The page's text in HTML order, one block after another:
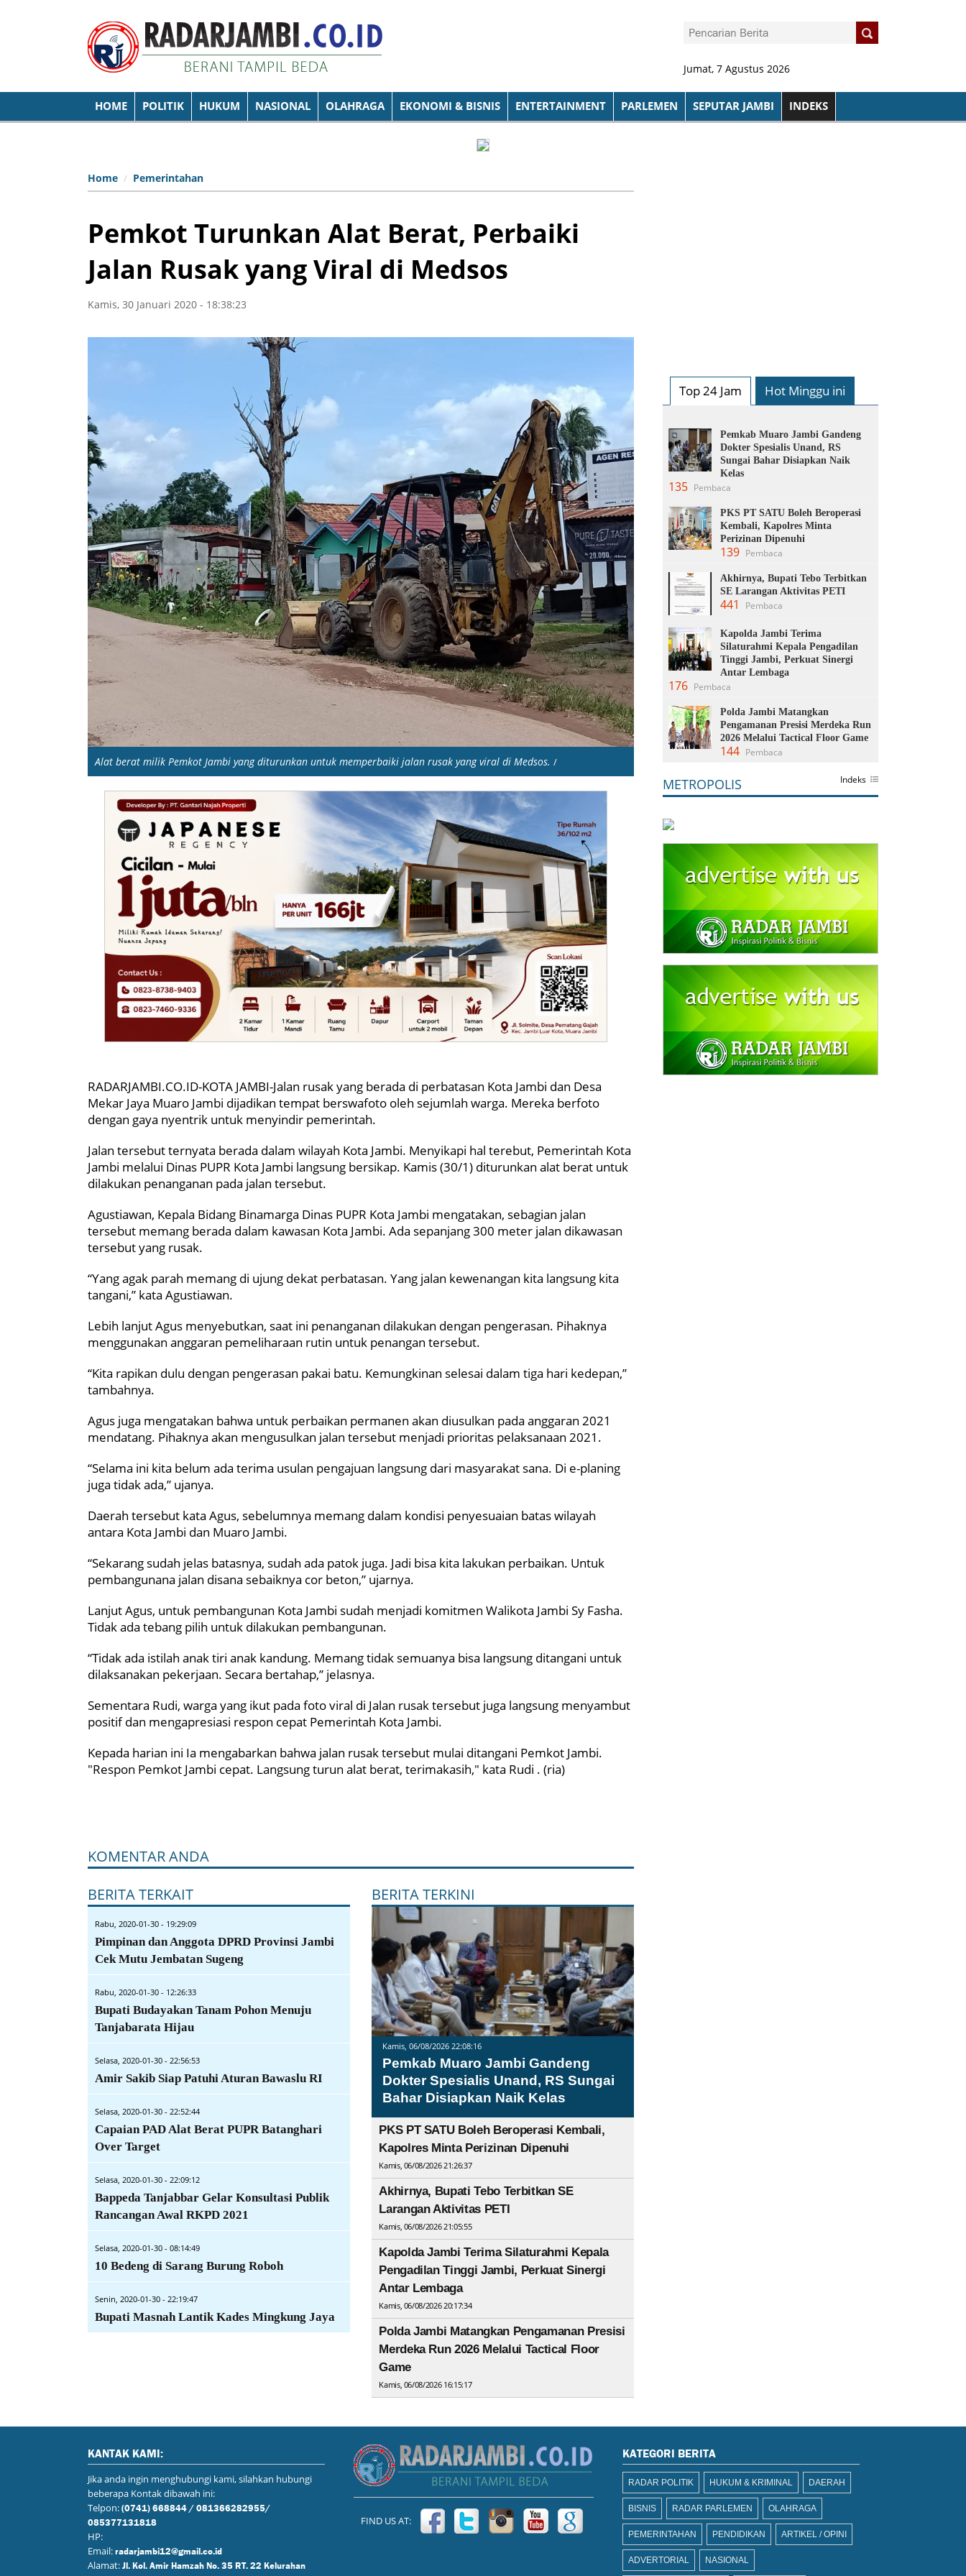
Jumat, 7 Agustus 2026
HOME POLITIK HUKUM NASIONAL OLAHRAGA EKONOMI & BISNIS ENTERTAINMENT PARLEMEN SEPUTAR JAMBI INDEKS
Home Pemerintahan
Pemkot Turunkan Alat Berat, Perbaiki
Jalan Rusak yang Viral di Medsos
Kamis, 30 Januari 2020 - 18:38:23
Alat berat milik Pemkot Jambi yang diturunkan untuk memperbaiki jalan rusak yang viral di Medsos. /
RADARJAMBI.CO.ID-KOTA JAMBI-Jalan rusak yang berada di perbatasan Kota Jambi dan Desa
Mekar Jaya Muaro Jambi dijadikan tempat berswafoto oleh sejumlah warga. Mereka berfoto
dengan gaya nyentrik untuk menyindir pemerintah.
Jalan tersebut ternyata berada dalam wilayah Kota Jambi. Menyikapi hal terebut, Pemerintah Kota
Jambi melalui Dinas PUPR Kota Jambi langsung bersikap. Kamis (30/1) diturunkan alat berat untuk
dilakukan penanganan pada jalan tersebut.
Agustiawan, Kepala Bidang Binamarga Dinas PUPR Kota Jambi mengatakan, sebagian jalan
tersebut memang berada dalam kawasan Kota Jambi. Ada sepanjang 300 meter jalan dikawasan
tersebut yang rusak.
“Yang agak parah memang di ujung dekat perbatasan. Yang jalan kewenangan kita langsung kita
tangani,” kata Agustiawan.
Lebih lanjut Agus menyebutkan, saat ini penanganan dilakukan dengan pengerasan. Pihaknya
menggunakan anggaran pemeliharaan rutin untuk penangan tersebut.
“Kita rapikan dulu dengan pengerasan pakai batu. Kemungkinan selesai dalam tiga hari kedepan,”
tambahnya.
Agus juga mengatakan bahwa untuk perbaikan permanen akan diusulkan pada anggaran 2021
mendatang. Pihaknya akan mengusulkan jalan tersebut menjadi prioritas pelaksanaan 2021.
“Selama ini kita belum ada terima usulan pengajuan langsung dari masyarakat sana. Di e-planing
juga tidak ada,” ujanya.
Daerah tersebut kata Agus, sebelumnya memang dalam kondisi penyesuaian batas wilayah
antara Kota Jambi dan Muaro Jambi.
“Sekarang sudah jelas batasnya, sudah ada patok juga. Jadi bisa kita lakukan perbaikan. Untuk
pembangunana jalan disana sebaiknya cor beton,” ujarnya.
Lanjut Agus, untuk pembangunan Kota Jambi sudah menjadi komitmen Walikota Jambi Sy Fasha.
Tidak ada tebang pilih untuk dilakukan pembangunan.
“Tidak ada istilah anak tiri anak kandung. Memang tidak semuanya bisa langsung ditangani untuk
dilaksanakan pekerjaan. Secara bertahap,” jelasnya.
Sementara Rudi, warga yang ikut pada foto viral di Jalan rusak tersebut juga langsung menyambut
positif dan mengapresiasi respon cepat Pemerintah Kota Jambi.
Kepada harian ini Ia mengabarkan bahwa jalan rusak tersebut mulai ditangani Pemkot Jambi.
"Respon Pemkot Jambi cepat. Langsung turun alat berat, terimakasih," kata Rudi . (ria)
KOMENTAR ANDA
BERITA TERKAIT
Rabu, 2020-01-30 - 19:29:09
Pimpinan dan Anggota DPRD Provinsi Jambi
Cek Mutu Jembatan Sugeng
Rabu, 2020-01-30 - 12:26:33
Bupati Budayakan Tanam Pohon Menuju
Tanjabarata Hijau
Selasa, 2020-01-30 - 22:56:53
Amir Sakib Siap Patuhi Aturan Bawaslu RI
Selasa, 2020-01-30 - 22:52:44
Capaian PAD Alat Berat PUPR Batanghari
Over Target
Selasa, 2020-01-30 - 22:09:12
Bappeda Tanjabbar Gelar Konsultasi Publik
Rancangan Awal RKPD 2021
Selasa, 2020-01-30 - 08:14:49
10 Bedeng di Sarang Burung Roboh
Senin, 2020-01-30 - 22:19:47
Bupati Masnah Lantik Kades Mingkung Jaya
BERITA TERKINI
Kamis, 06/08/2026 22:08:16
Pemkab Muaro Jambi Gandeng
Dokter Spesialis Unand, RS Sungai
Bahar Disiapkan Naik Kelas
PKS PT SATU Boleh Beroperasi Kembali,
Kapolres Minta Perizinan Dipenuhi
Kamis, 06/08/2026 21:26:37
Akhirnya, Bupati Tebo Terbitkan SE
Larangan Aktivitas PETI
Kamis, 06/08/2026 21:05:55
Kapolda Jambi Terima Silaturahmi Kepala
Pengadilan Tinggi Jambi, Perkuat Sinergi
Antar Lembaga
Kamis, 06/08/2026 20:17:34
Polda Jambi Matangkan Pengamanan Presisi
Merdeka Run 2026 Melalui Tactical Floor
Game
Kamis, 06/08/2026 16:15:17
Top 24 Jam Hot Minggu ini
Pemkab Muaro Jambi Gandeng
Dokter Spesialis Unand, RS
Sungai Bahar Disiapkan Naik
Kelas
135 Pembaca
PKS PT SATU Boleh Beroperasi
Kembali, Kapolres Minta
Perizinan Dipenuhi
139 Pembaca
Akhirnya, Bupati Tebo Terbitkan
SE Larangan Aktivitas PETI
441 Pembaca
Kapolda Jambi Terima
Silaturahmi Kepala Pengadilan
Tinggi Jambi, Perkuat Sinergi
Antar Lembaga
176 Pembaca
Polda Jambi Matangkan
Pengamanan Presisi Merdeka Run
2026 Melalui Tactical Floor Game
144 Pembaca
METROPOLIS Indeks
KANTAK KAMI:
Jika anda ingin menghubungi kami, silahkan hubungi
beberapa Kontak dibawah ini:
Telpon: (0741) 668844 / 081366282955/
085377131818
HP:
Email: radarjambi12@gmail.co.id
Alamat: Jl. Kol. Amir Hamzah No. 35 RT. 22 Kelurahan
FIND US AT:
KATEGORI BERITA
RADAR POLITIK HUKUM & KRIMINAL DAERAH
BISNIS RADAR PARLEMEN OLAHRAGA
PEMERINTAHAN PENDIDIKAN ARTIKEL / OPINI
ADVERTORIAL NASIONAL